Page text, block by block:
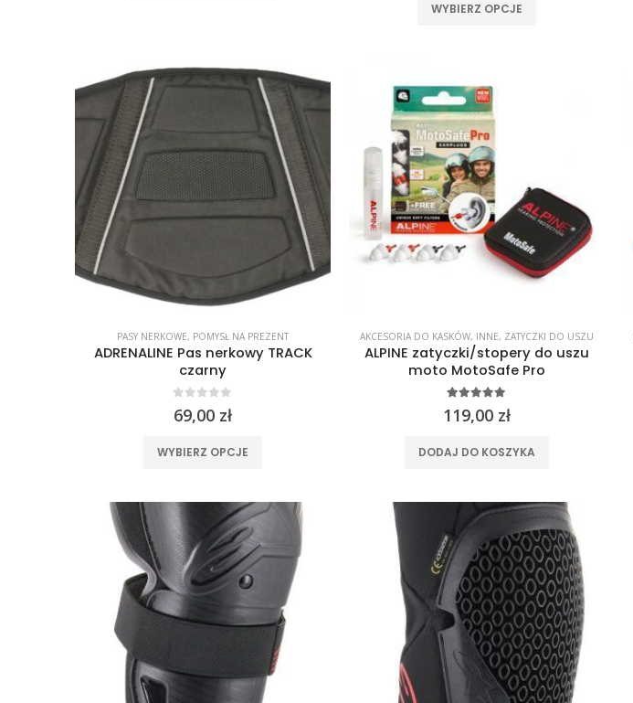
WYBIERZ OPCJE
stronie
produktu
PASY NERKOWE, POMYSŁ NA PREZENT
ADRENALINE Pas nerkowy TRACK
czarny
out of 5
69,00 zł
WYBIERZ OPCJE
wiele
wariantów.
Opcje
można
wybrać
na
stronie
produktu
AKCESORIA DO KASKÓW, INNE, ZATYCZKI DO USZU
ALPINE zatyczki/stopery do uszu
moto MotoSafe Pro
out of 5
119,00 zł
DODAJ DO KOSZYKA